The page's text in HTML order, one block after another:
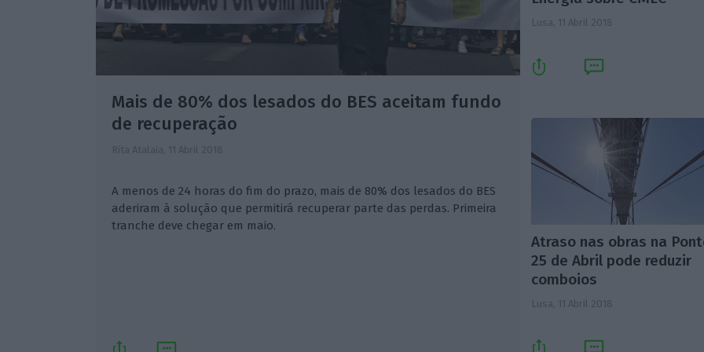
Mais de 80% dos lesados do BES aceitam fundo
de recuperação
Rita Atalaia, 11 Abril 2018
A menos de 24 horas do fim do prazo, mais de 80% dos lesados do BES
aderiram à solução que permitirá recuperar parte das perdas. Primeira
tranche deve chegar em maio.
Lusa, 11 Abril 2018
Atraso nas obras na
25 de Abril pode reduzir
comboios
Lusa, 11 Abril 2018